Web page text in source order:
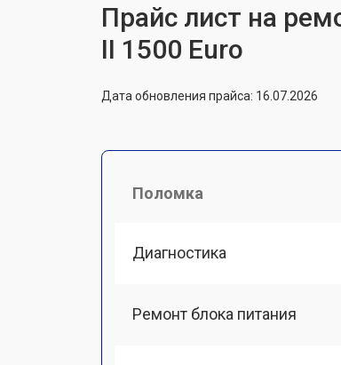
Прайс лист на
II 1500 Euro
Дата обновления прайса: 16.07.2026
Поломка
Диагностика
Ремонт блока питания